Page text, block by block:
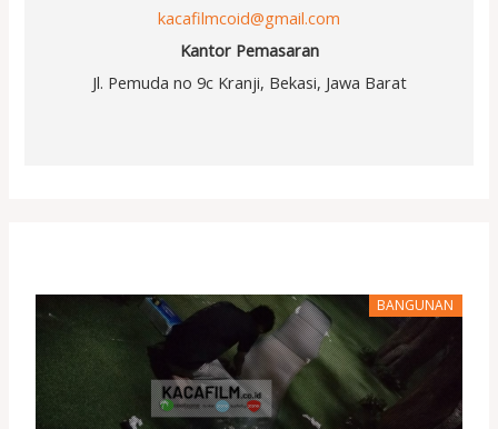
kacafilmcoid@gmail.com
Kantor Pemasaran
Jl. Pemuda no 9c Kranji, Bekasi, Jawa Barat
BANGUNAN